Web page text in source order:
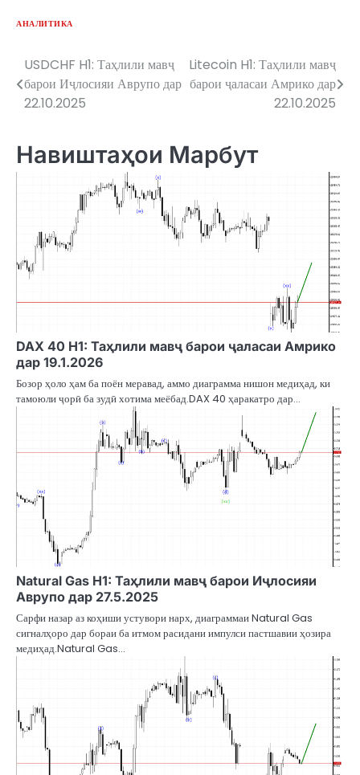
АНАЛИТИКА
Post
navigation
USDCHF H1: Таҳлили мавҷ
барои Иҷлосияи Аврупо дар
22.10.2025
Litecoin H1: Таҳлили мавҷ
барои ҷаласаи Амрико дар
22.10.2025
Навиштаҳои Марбут
DAX 40 H1: Таҳлили мавҷ барои ҷаласаи Амрико
дар 19.1.2026
Бозор ҳоло ҳам ба поён меравад, аммо диаграмма нишон медиҳад, ки
тамоюли ҷорӣ ба зудӣ хотима меёбад.DAX 40 ҳаракатро дар…
Natural Gas H1: Таҳлили мавҷ барои Иҷлосияи
Аврупо дар 27.5.2025
Сарфи назар аз коҳиши устувори нарх, диаграммаи Natural Gas
сигналҳоро дар бораи ба итмом расидани импулси пастшавии ҳозира
медиҳад.Natural Gas…